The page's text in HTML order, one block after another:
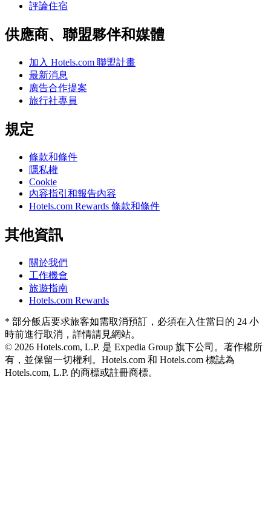
評論住宿
供應商、聯盟夥伴和媒體
加入 Hotels.com 聯盟計畫
最新消息
廣告合作提案
旅行社專員
規定
條款和條件
隱私權
Cookie
內容指引和報告內容
Hotels.com Rewards 條款和條件
其他資訊
關於我們
工作機會
旅遊指南
Hotels.com Rewards
* 部分飯店要求旅客如需取消預訂，必須在入住當日的 24 小
時前進行取消，詳情請見網站。
© 2026 Hotels.com, L.P. 是 Expedia Group 旗下公司。著作權所
有，並保留一切權利。 Hotels.com 和 Hotels.com 標誌為
Hotels.com, L.P. 的商標或註冊商標。